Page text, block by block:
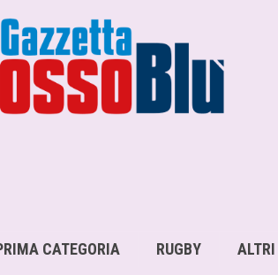
CATEGORIA RUGBY ALTRI